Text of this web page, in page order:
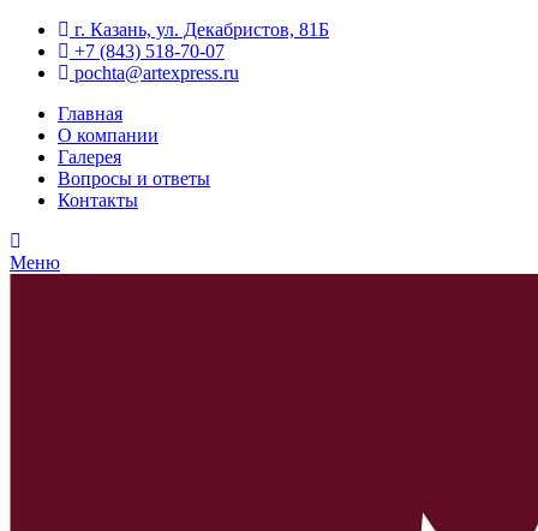
г. Казань, ул. Декабристов, 81Б
+7 (843) 518-70-07
pochta@artexpress.ru
Главная
О компании
Галерея
Вопросы и ответы
Контакты
Меню